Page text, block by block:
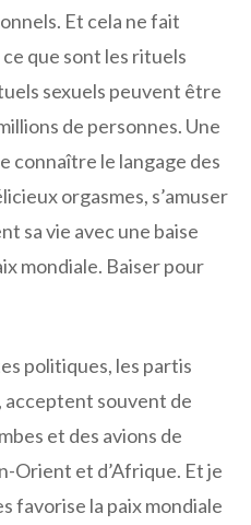
Et cela ne fait
que sont les rituels
sexuels peuvent être
de personnes. Une
connaître le langage des
orgasmes, s’amuser
sa vie avec une baise
mondiale. Baiser pour
politiques, les partis
souvent de
et des avions de
Orient et d’Afrique. Et je
favorise la paix mondiale